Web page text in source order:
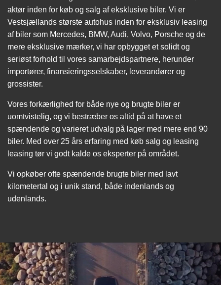
aktør inden for køb og salg af eksklusive biler. Vi er
Vestsjællands største autohus inden for eksklusiv leasing
af biler som Mercedes, BMW, Audi, Volvo, Porsche og de
mere eksklusive mærker, vi har opbygget et solidt og
seriøst forhold til vores samarbejdspartnere, herunder
importører, finansieringsselskaber, leverandører og
grossister.
Vores forkærlighed for både nye og brugte biler er
uomtvistelig, og vi bestræber os altid på at have et
spændende og varieret udvalg på lager med mere end 90
biler. Med over 25 års erfaring med køb salg og leasing
leasing tør vi godt kalde os eksperter på området.
Vi opkøber ofte spændende brugte biler med lavt
kilometertal og i unik stand, både indenlands og
udenlands.